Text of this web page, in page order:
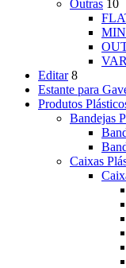
Outras 10
Editar 8
Estante para
Produtos
Bandejas
Caixas